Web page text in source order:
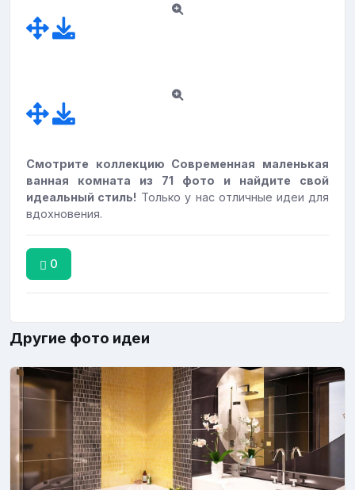
Смотрите коллекцию Современная маленькая
ванная комната из 71 фото и найдите свой
идеальный стиль! Только у нас отличные идеи для
вдохновения.
0
Другие фото идеи